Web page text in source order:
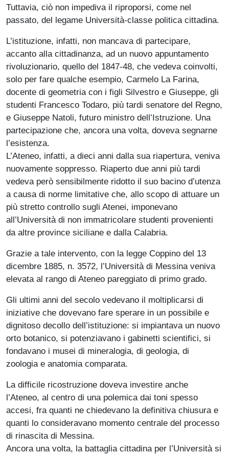
Tuttavia, ciò non impe­diva il riproporsi, come nel
passato, del legame Università-classe politica cit­tadina.
L’istituzione, infatti, non mancava di partecipare,
accanto alla cittadinanza, ad un nuovo appuntamento
rivoluzionario, quello del 1847-48, che vedeva coinvolti,
solo per fare qualche esempio, Carmelo La Farina,
docente di geometria con i figli Silvestro e Giuseppe, gli
studenti Francesco Todaro, più tardi senatore del Regno,
e Giuseppe Natoli, futuro ministro dell’Istruzione. Una
partecipazione che, ancora una volta, doveva segnarne
l’esistenza.
L’Ateneo, infatti, a dieci anni dalla sua riapertura, veniva
nuovamente soppresso. Riaperto due anni più tardi
vedeva però sensibilmente ridotto il suo bacino d’utenza
a causa di norme limitative che, allo scopo di attuare un
più stretto controllo sugli Atenei, imponevano
all’Università di non immatricolare studenti provenienti
da altre province siciliane e dalla Calabria.
Grazie a tale intervento, con la legge Coppino del 13
dicembre 1885, n. 3572, l’Università di Messina ve­niva
elevata al rango di Ateneo pareggiato di primo grado.
Gli ultimi anni del secolo vedevano il molti­plicarsi di
iniziative che dovevano fare sperare in un possibile e
dignitoso decollo dell’istituzione: si impiantava un nuovo
orto botanico, si potenziavano i gabinetti scientifici, si
fondavano i musei di mineralogia, di geologia, di
zoologia e ana­tomia comparata.
La difficile ricostruzione doveva investire anche
l’Ateneo, al centro di una polemica dai toni spesso
accesi, fra quanti ne chiedevano la definitiva chiusura e
quanti lo consideravano momento centrale del processo
di rinascita di Messina.
Ancora una volta, la battaglia cittadina per l’Università si